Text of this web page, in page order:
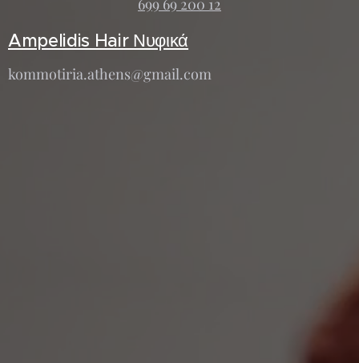
Ampelidis Hair Νυφικά
kommotiria.athens@gmail.com